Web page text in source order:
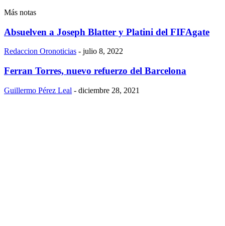
Más notas
Absuelven a Joseph Blatter y Platini del FIFAgate
Redaccion Oronoticias - julio 8, 2022
Ferran Torres, nuevo refuerzo del Barcelona
Guillermo Pérez Leal - diciembre 28, 2021